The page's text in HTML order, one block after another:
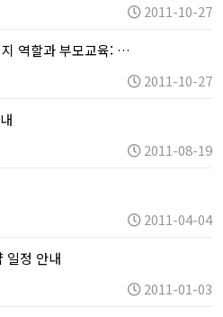
2011-10-27
역할과 부모교육: …
2011-10-27
2011-08-19
2011-04-04
일정 안내
2011-01-03